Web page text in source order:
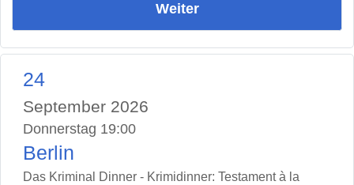
Weiter
24
September 2026
Donnerstag 19:00
Berlin
Das Kriminal Dinner - Krimidinner: Testament à la